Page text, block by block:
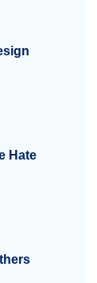
Hate